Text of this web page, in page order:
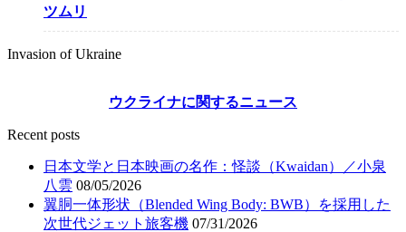
ツムリ
Invasion of Ukraine
ウクライナに関するニュース
Recent posts
日本文学と日本映画の名作：怪談（Kwaidan）／小泉
八雲 08/05/2026
翼胴一体形状（Blended Wing Body: BWB）を採用した
次世代ジェット旅客機 07/31/2026